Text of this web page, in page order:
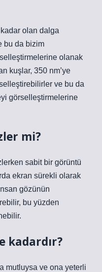
olan dalga
bu da bizim
olanak
kuşlar, 350 nm’ye
ve bu da
görselleştirmelerine
mi?
sabit bir görüntü
ekran sürekli olarak
gözünün
bu yüzden
kadardır?
mutluysa ve ona yeterli